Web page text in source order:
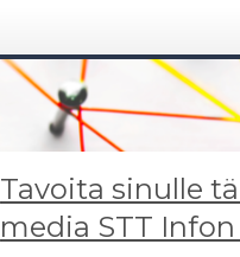
Tavoita sinulle
media STT